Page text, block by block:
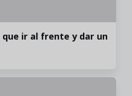
que ir al frente y dar un